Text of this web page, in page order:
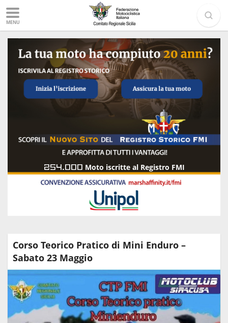
MENU
254.000 Moto iscritte al Registro FMI
Corso Teorico Pratico di Mini Enduro –
Sabato 23 Maggio